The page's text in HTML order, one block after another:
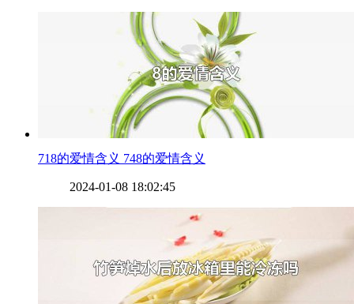
​718的爱情含义 748的爱情含义
2024-01-08 18:02:45